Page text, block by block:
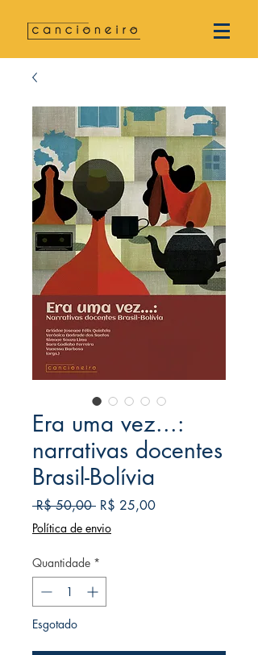
Era uma vez...:
narrativas docentes
Brasil-Bolívia
R$ 50,00 Preço
normal
R$ 25,00Preço
Política de envio
Quantidade *
Esgotado